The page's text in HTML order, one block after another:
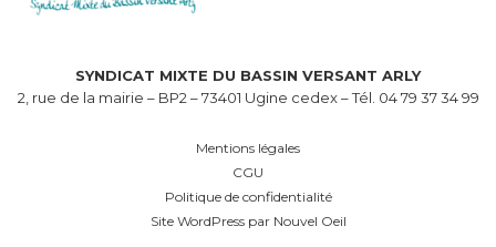
SYNDICAT MIXTE DU BASSIN VERSANT ARLY
2, rue de la mairie – BP2 – 73401 Ugine cedex – Tél. 04 79 37 34 99
Mentions légales
CGU
Politique de confidentialité
Site WordPress par Nouvel Oeil